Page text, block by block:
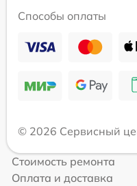
Способы оплаты
© 2026 Сервисный
Стоимость ремонта
Оплата и доставка